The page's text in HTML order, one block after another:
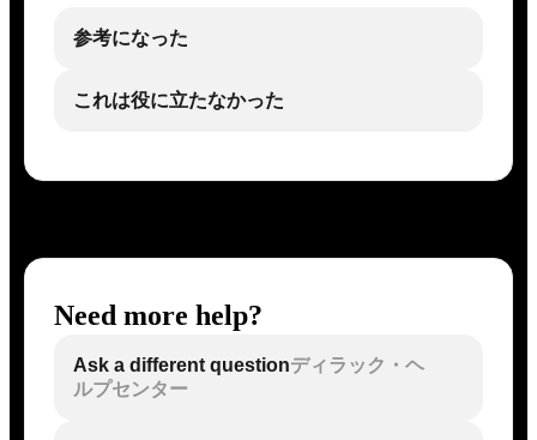
参考になった
これは役に立たなかった
Need more help?
Ask a different questionディラック・ヘ
ルプセンター